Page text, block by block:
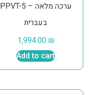
PPVT-5 – ערכה מלאה
בעברית
1,994.00 ₪
Add to cart